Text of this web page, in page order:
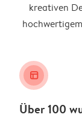
kreativen
layout_alt
Über 100